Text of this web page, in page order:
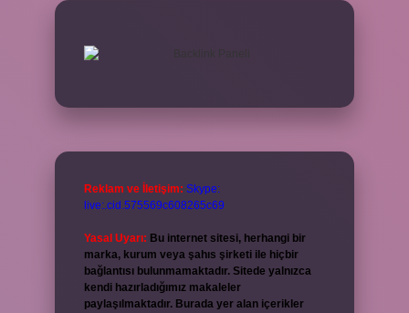
Reklam ve İletişim: Skype:
live:.cid.575569c608265c69
Yasal Uyarı: Bu internet sitesi, herhangi bir
marka, kurum veya şahıs şirketi ile hiçbir
bağlantısı bulunmamaktadır. Sitede yalnızca
kendi hazırladığımız makaleler
paylaşılmaktadır. Burada yer alan içerikler